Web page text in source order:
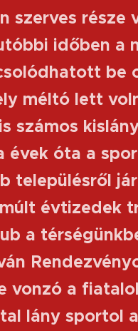
szerves része
időben a
be
méltó lett
számos
óta a
településről
évtizedek
a
vonzó a
lány sportol